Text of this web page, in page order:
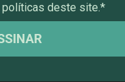
políticas deste site.*